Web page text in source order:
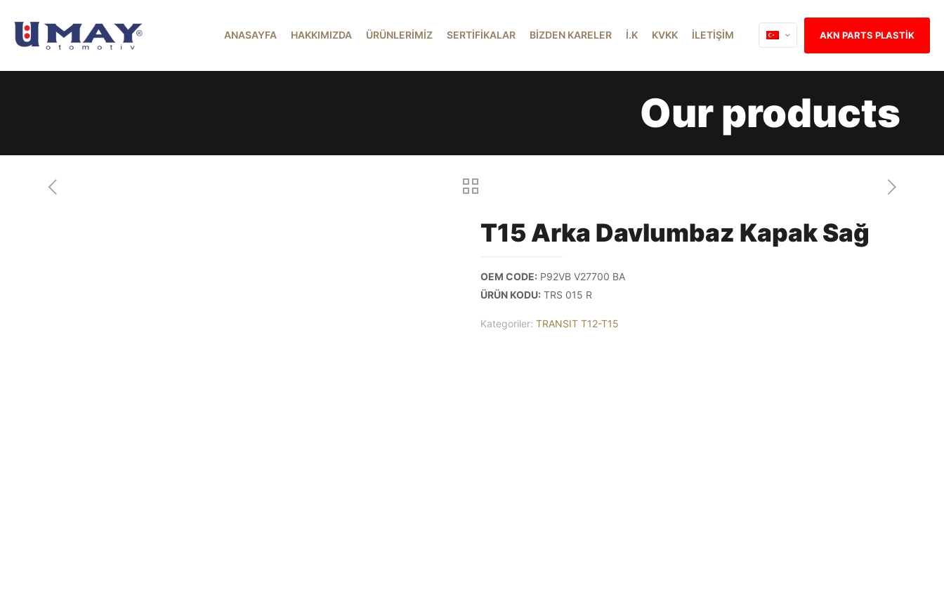
ANASAYFA HAKKIMIZDA ÜRÜNLERİMİZ SERTİFİKALAR BİZDEN KARELER İ.K KVKK İLETİŞİM AKN PARTS PLASTİK
Our products
T15 Arka Davlumbaz Kapak Sağ
OEM CODE: P92VB V27700 BA
ÜRÜN KODU: TRS 015 R
Kategoriler: TRANSIT T12-T15